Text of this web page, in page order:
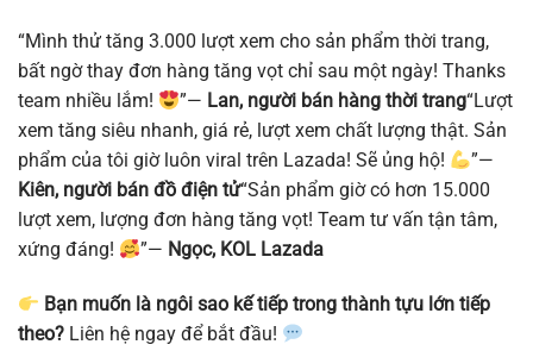
“Mình thử tăng 3.000 lượt xem cho sản phẩm thời trang,
bất ngờ thay đơn hàng tăng vọt chỉ sau một ngày! Thanks
team nhiều lắm!
”— Lan, người bán hàng thời trang“Lượt
xem tăng siêu nhanh, giá rẻ, lượt xem chất lượng thật. Sản
phẩm của tôi giờ luôn viral trên Lazada! Sẽ ủng hộ!
”—
Kiên, người bán đồ điện tử“Sản phẩm giờ có hơn 15.000
lượt xem, lượng đơn hàng tăng vọt! Team tư vấn tận tâm,
xứng đáng!
”— Ngọc, KOL Lazada
Bạn muốn là ngôi sao kế tiếp trong thành tựu lớn tiếp
theo? Liên hệ ngay để bắt đầu!